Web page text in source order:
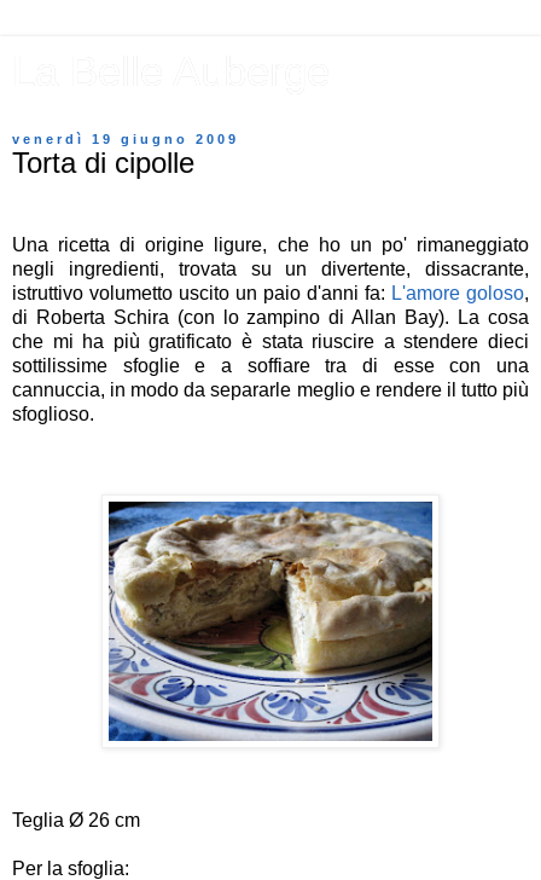
venerdì 19 giugno 2009
Torta di cipolle
Una ricetta di origine ligure, che ho un po' rimaneggiato
negli ingredienti, trovata su un divertente, dissacrante,
istruttivo volumetto uscito un paio d'anni fa: L'amore goloso,
di Roberta Schira (con lo zampino di Allan Bay). La cosa
che mi ha più gratificato è stata riuscire a stendere dieci
sottilissime sfoglie e a soffiare tra di esse con una
cannuccia, in modo da separarle meglio e rendere il tutto più
sfoglioso.
Teglia Ø 26 cm
Per la sfoglia: